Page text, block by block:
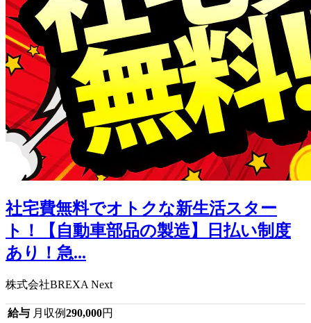
社宅費無料でオトクな新生活スター
ト！【自動車部品の製造】日払い制度
あり！急...
株式会社BREXA Next
給与 月収例290,000円